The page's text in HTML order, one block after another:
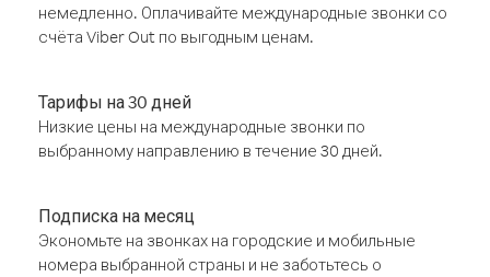
немедленно. Оплачивайте международные звонки со
счёта Viber Out по выгодным ценам.
Тарифы на 30 дней
Низкие цены на международные звонки по
выбранному направлению в течение 30 дней.
Подписка на месяц
Экономьте на звонках на городские и мобильные
номера выбранной страны и не заботьтесь о